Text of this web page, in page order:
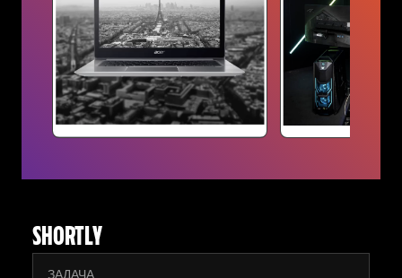
SHORTLY
ЗАДАЧА